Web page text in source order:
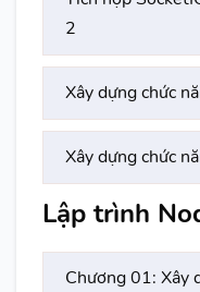
2
Xây dựng chức
Xây dựng chức
Lập trình
Chương 01: Xây